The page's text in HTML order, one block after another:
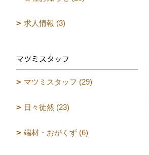
求人情報 (3)
マツミスタッフ
マツミスタッフ (29)
日々徒然 (23)
端材・おがくず (6)